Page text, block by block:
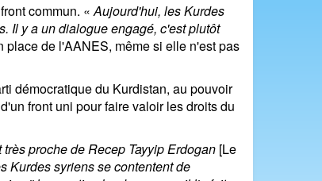
commun. «Aujourd'hui, les Kurdes
Il y a un dialogue engagé, c'est plutôt
de l'AANES, même si elle n'est pas
démocratique du Kurdistan, au pouvoir
front uni pour faire valoir les droits du
très proche de Recep Tayyip Erdogan [Le
Kurdes syriens se contentent de